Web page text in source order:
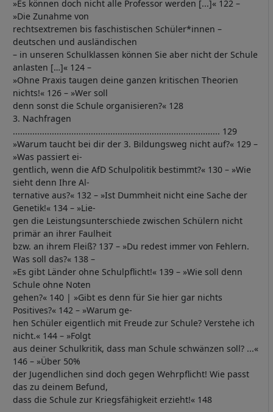
»Es können doch nicht alle Professor werden [...]« 122 –
»Die Zunahme von
rechtsextremen bis faschistischen Schüler*innen –
deutschen und ausländischen
– in unseren Schulklassen können Sie aber nicht der Schule
anlasten […]« 124 –
»Ohne Praxis taugen deine ganzen kritischen Theorien
nichts!« 126 – »Wer soll
denn sonst die Schule organisieren?« 128
3. Nachfragen
..................................................................................... 129
»Warum taucht bei dir der 3. Bildungsweg nicht auf?« 129 –
»Was passiert ei-
gentlich, wenn die AfD Schulpolitik bestimmt?« 130 – »Wie
sieht denn Ihre Al-
ternative aus?« 132 – »Ist Dummheit nicht eine Sache der
Genetik!« 134 – »Lie-
gen die Leistungsunterschiede zwischen Schülern nicht
primär an ihrer Faulheit
bzw. an ihrem Fleiß? 137 – »Du redest immer von Fehlern.
Was soll das?« 138 –
»Es gibt Länder ohne Schulpflicht!« 139 – »Wie soll denn
Schule ohne Noten
gehen?« 140 | »Gibt es denn für Sie hier gar nichts
Positives?« 142 – »Warum ge-
hen Schüler eigentlich mit Freude zur Schule? Verstehe ich
nicht.« 144 – »Folgt
aus deiner Schulkritik, dass man Schule schwänzen soll? ...«
146 – »Über 50%
der Jugendlichen sind doch gegen Wehrpflicht! Wie passt
das zu deinem Befund,
dass die Schule zur Kriegsfähigkeit erzieht!« 148